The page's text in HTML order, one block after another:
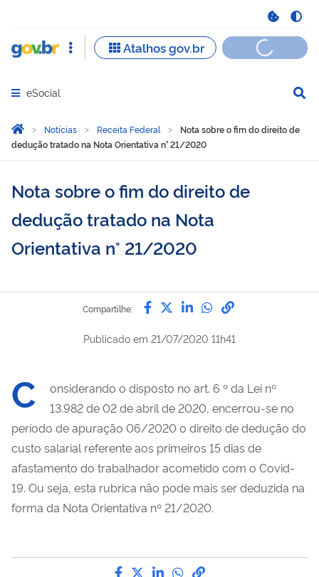
Abrir menu principal de navegação
eSocial
Você está aqui:
Página Inicial
Notícias Receita Federal
Nota sobre o fim do direito de
dedução tratado na Nota Orientativa n° 21/2020
Nota sobre o fim do direito de
dedução tratado na Nota
Orientativa n° 21/2020
Compartilhe: Compartilhe por Facebook
Compartilhe por Twitter
Compartilhe por
Compartilhe
link para
Publicado em 21/07/2020 11h41
C
onsiderando o disposto no art. 6 º da Lei nº
13.982 de 02 de abril de 2020, encerrou-se no
período de apuração 06/2020 o direito de dedução do
custo salarial referente aos primeiros 15 dias de
afastamento do trabalhador acometido com o Covid-
19. Ou seja, esta rubrica não pode mais ser deduzida na
forma da Nota Orientativa nº 21/2020.
Compartilhe por Facebook
Compartilhe por Twitter
Compartilhe por
Compartilhe por
link para Copiar